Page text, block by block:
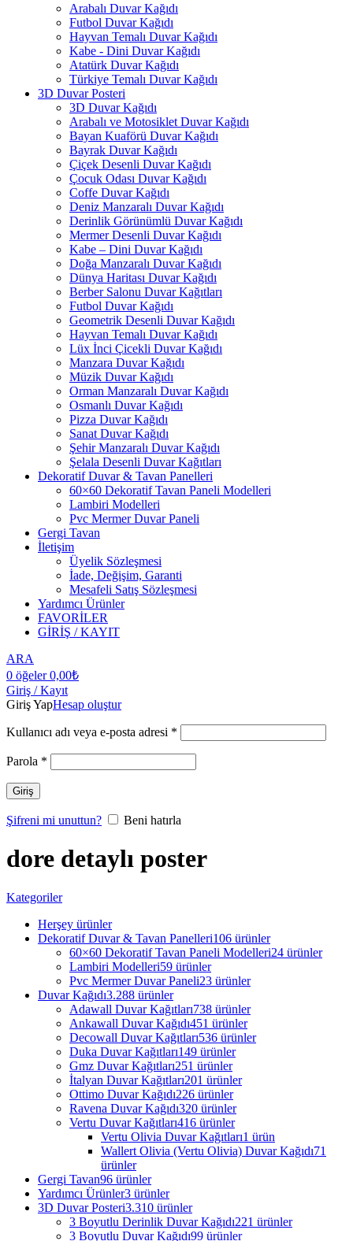
Arabalı Duvar Kağıdı
Futbol Duvar Kağıdı
Hayvan Temalı Duvar Kağıdı
Kabe - Dini Duvar Kağıdı
Atatürk Duvar Kağıdı
Türkiye Temalı Duvar Kağıdı
3D Duvar Posteri
3D Duvar Kağıdı
Arabalı ve Motosiklet Duvar Kağıdı
Bayan Kuaförü Duvar Kağıdı
Bayrak Duvar Kağıdı
Çiçek Desenli Duvar Kağıdı
Çocuk Odası Duvar Kağıdı
Coffe Duvar Kağıdı
Deniz Manzaralı Duvar Kağıdı
Derinlik Görünümlü Duvar Kağıdı
Mermer Desenli Duvar Kağıdı
Kabe – Dini Duvar Kağıdı
Doğa Manzaralı Duvar Kağıdı
Dünya Haritası Duvar Kağıdı
Berber Salonu Duvar Kağıtları
Futbol Duvar Kağıdı
Geometrik Desenli Duvar Kağıdı
Hayvan Temalı Duvar Kağıdı
Lüx İnci Çicekli Duvar Kağıdı
Manzara Duvar Kağıdı
Müzik Duvar Kağıdı
Orman Manzaralı Duvar Kağıdı
Osmanlı Duvar Kağıdı
Pizza Duvar Kağıdı
Sanat Duvar Kağıdı
Şehir Manzaralı Duvar Kağıdı
Şelala Desenli Duvar Kağıtları
Dekoratif Duvar & Tavan Panelleri
60×60 Dekoratif Tavan Paneli Modelleri
Lambiri Modelleri
Pvc Mermer Duvar Paneli
Gergi Tavan
İletişim
Üyelik Sözleşmesi
İade, Değişim, Garanti
Mesafeli Satış Sözleşmesi
Yardımcı Ürünler
FAVORİLER
GİRİŞ / KAYIT
ARA
0 öğeler 0,00₺
Giriş / Kayıt
Giriş YapHesap oluştur
Kullanıcı adı veya e-posta adresi *
Parola *
Giriş
Şifreni mi unuttun? Beni hatırla
dore detaylı poster
Kategoriler
Herşey ürünler
Dekoratif Duvar & Tavan Panelleri106 ürünler
60×60 Dekoratif Tavan Paneli Modelleri24 ürünler
Lambiri Modelleri59 ürünler
Pvc Mermer Duvar Paneli23 ürünler
Duvar Kağıdı3.288 ürünler
Adawall Duvar Kağıtları738 ürünler
Ankawall Duvar Kağıdı451 ürünler
Decowall Duvar Kağıtları536 ürünler
Duka Duvar Kağıtları149 ürünler
Gmz Duvar Kağıtları251 ürünler
İtalyan Duvar Kağıtları201 ürünler
Ottimo Duvar Kağıdı226 ürünler
Ravena Duvar Kağıdı320 ürünler
Vertu Duvar Kağıtları416 ürünler
Vertu Olivia Duvar Kağıtları1 ürün
Wallert Olivia (Vertu Olivia) Duvar Kağıdı71
ürünler
Gergi Tavan96 ürünler
Yardımcı Ürünler3 ürünler
3D Duvar Posteri3.310 ürünler
3 Boyutlu Derinlik Duvar Kağıdı221 ürünler
3 Boyutlu Duvar Kağıdı99 ürünler